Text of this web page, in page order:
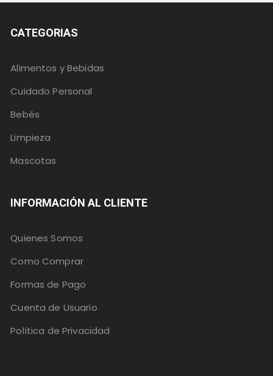
CATEGORIAS
Alimentos y Bebidas
Cuidado Personal
Bebés
Limpieza
Mascotas
INFORMACIÓN AL CLIENTE
Quienes Somos
Como Comprar
Formas de Pago
Cuenta de Usuario
Política de Privacidad